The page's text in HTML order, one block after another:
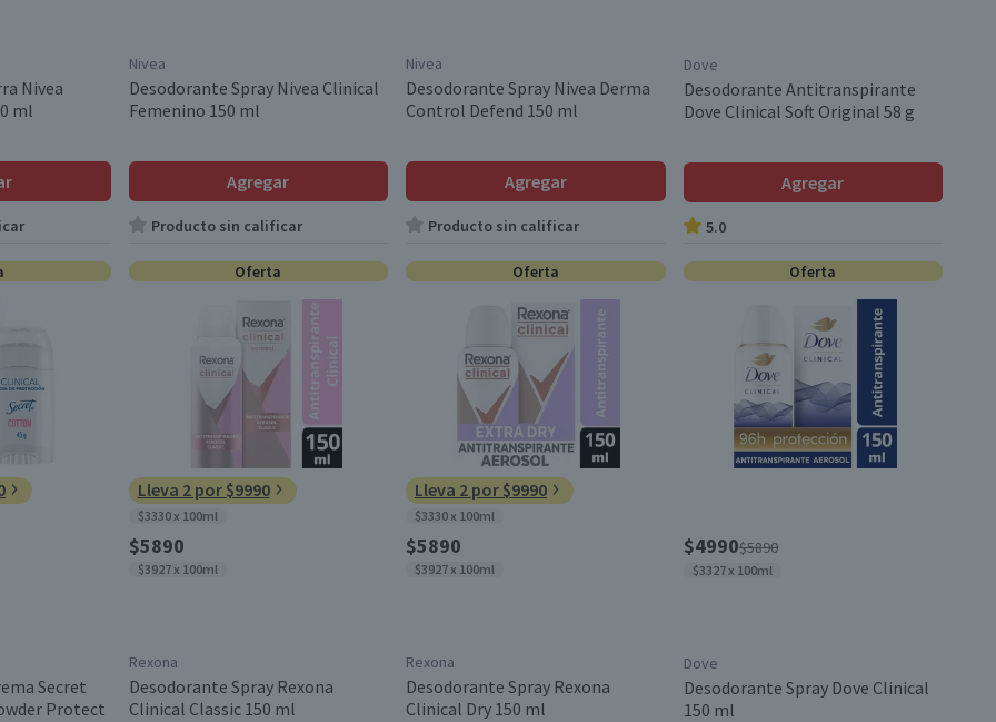
Nivea
ml
Nivea
Desodorante Spray Nivea Clinical
Femenino 150 ml
Agregar
Producto sin calificar
Nivea
Desodorante Spray Nivea Derma
Control Defend 150 ml
Agregar
Producto sin calificar
Dove
Desodorante Antitranspirante
Dove Clinical Soft Original 58 g
Agregar
5.0
Secret
Protect
Oferta
Lleva 2 por $9990
$3330 x 100ml
$5890
$3927 x 100ml
Rexona
Desodorante Spray Rexona
Clinical Classic 150 ml
Oferta
Lleva 2 por $9990
$3330 x 100ml
$5890
$3927 x 100ml
Rexona
Desodorante Spray Rexona
Clinical Dry 150 ml
Oferta
$4990$5890
$3327 x 100ml
Dove
Desodorante Spray Dove Clinical
150 ml